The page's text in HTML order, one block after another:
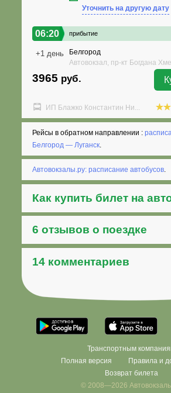
Уточнить на другую дату
06:20 прибытие
+1 день
Белгород
Автовокзал, пр-кт Богдана
3965 руб.
ИП Блажко Константин Ни...
Рейсы в обратном направлении :
Белгород — Луганск
Автовокзалы.ру: расписание автобусов
Как купить билет на
6 отзывов о поездке
14 комментариев
Транспортным
Полная версия
Правила и
Возврат билета
© 2008—2026